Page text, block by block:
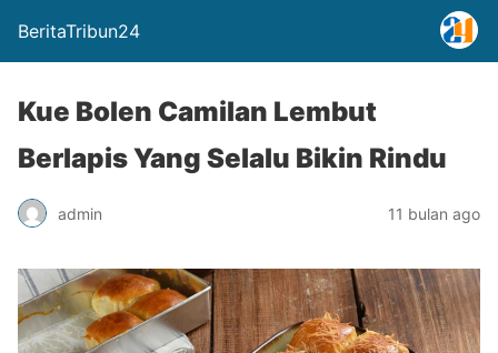
BeritaTribun24
Kue Bolen Camilan Lembut
Berlapis Yang Selalu Bikin Rindu
admin 11 bulan ago